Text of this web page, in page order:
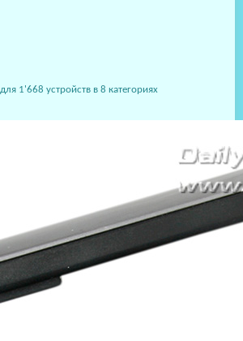
1'668 устройств в 8 категориях